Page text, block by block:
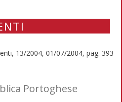
13/2004, 01/07/2004, pag. 393
Portoghese